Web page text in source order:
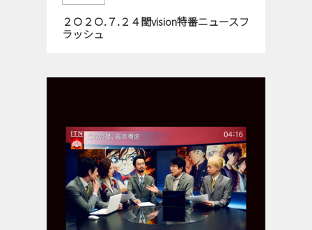
２Ｏ２Ｏ.７.２４閏vision特番ニュースフ
ラッシュ